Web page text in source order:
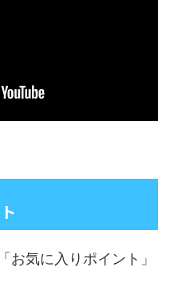
お気に入りポイント」